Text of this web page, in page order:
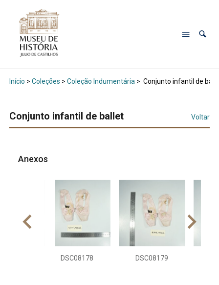
Início > Coleções > Coleção Indumentária > Conjunto infantil de
Conjunto infantil de ballet Voltar
Anexos
DSC08178 DSC08179